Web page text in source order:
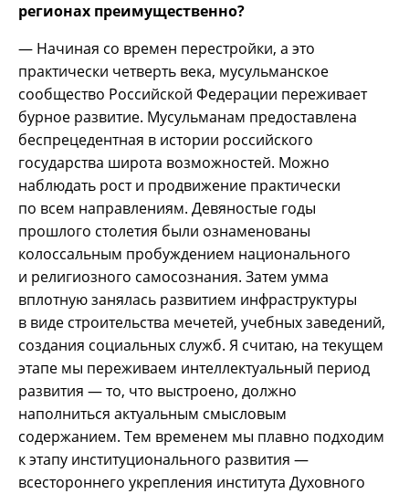
регионах преимущественно?
— Начиная со времен перестройки, а это
практически четверть века, мусульманское
сообщество Российской Федерации переживает
бурное развитие. Мусульманам предоставлена
беспрецедентная в истории российского
государства широта возможностей. Можно
наблюдать рост и продвижение практически
по всем направлениям. Девяностые годы
прошлого столетия были ознаменованы
колоссальным пробуждением национального
и религиозного самосознания. Затем умма
вплотную занялась развитием инфраструктуры
в виде строительства мечетей, учебных заведений,
создания социальных служб. Я считаю, на текущем
этапе мы переживаем интеллектуальный период
развития — то, что выстроено, должно
наполниться актуальным смысловым
содержанием. Тем временем мы плавно подходим
к этапу институционального развития —
всестороннего укрепления института Духовного